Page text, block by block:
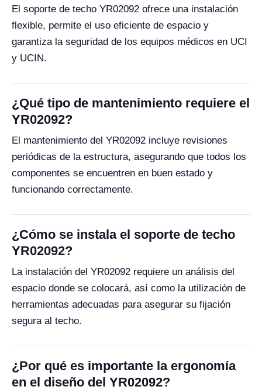
El soporte de techo YR02092 ofrece una instalación
flexible, permite el uso eficiente de espacio y
garantiza la seguridad de los equipos médicos en UCI
y UCIN.
¿Qué tipo de mantenimiento requiere el
YR02092?
El mantenimiento del YR02092 incluye revisiones
periódicas de la estructura, asegurando que todos los
componentes se encuentren en buen estado y
funcionando correctamente.
¿Cómo se instala el soporte de techo
YR02092?
La instalación del YR02092 requiere un análisis del
espacio donde se colocará, así como la utilización de
herramientas adecuadas para asegurar su fijación
segura al techo.
¿Por qué es importante la ergonomía
en el diseño del YR02092?